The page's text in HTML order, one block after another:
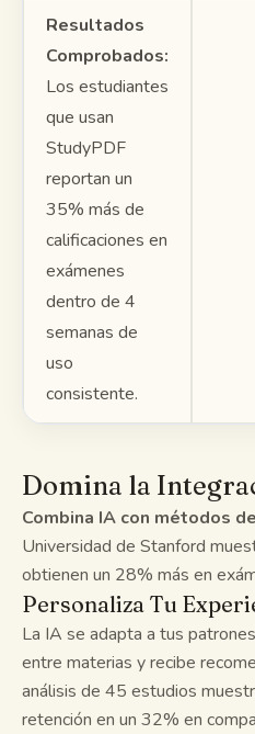
Resultados
Comprobados:
Los estudiantes
que usan
StudyPDF
reportan un
35% más de
calificaciones en
exámenes
dentro de 4
semanas de
uso
consistente.
Domina la
Combina IA con métodos
Universidad de Stanford
obtienen un 28% más en
Personaliza Tu
La IA se adapta a tus
entre materias y recibe
análisis de 45 estudios
retención en un 32% en